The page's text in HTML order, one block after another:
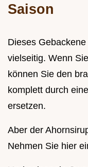
Saison
Dieses
vielseitig. Wenn
können Sie den
komplett durch
ersetzen.
Aber der
Nehmen Sie hier